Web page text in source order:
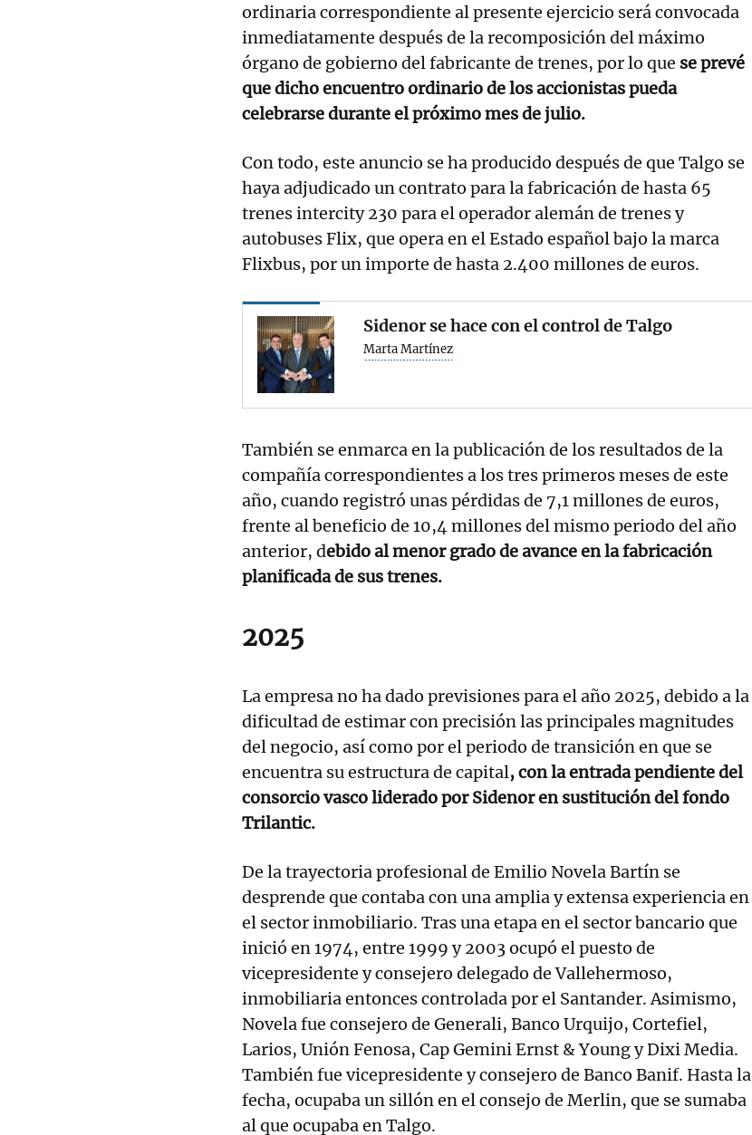
ordinaria correspondiente al presente ejercicio será convocada
inmediatamente después de la recomposición del máximo
órgano de gobierno del fabricante de trenes, por lo que se prevé
que dicho encuentro ordinario de los accionistas pueda
celebrarse durante el próximo mes de julio.
Con todo, este anuncio se ha producido después de que Talgo se
haya adjudicado un contrato para la fabricación de hasta 65
trenes intercity 230 para el operador alemán de trenes y
autobuses Flix, que opera en el Estado español bajo la marca
Flixbus, por un importe de hasta 2.400 millones de euros.
Sidenor se hace con el control de Talgo
Marta Martínez
También se enmarca en la publicación de los resultados de la
compañía correspondientes a los tres primeros meses de este
año, cuando registró unas pérdidas de 7,1 millones de euros,
frente al beneficio de 10,4 millones del mismo periodo del año
anterior, debido al menor grado de avance en la fabricación
planificada de sus trenes.
2025
La empresa no ha dado previsiones para el año 2025, debido a la
dificultad de estimar con precisión las principales magnitudes
del negocio, así como por el periodo de transición en que se
encuentra su estructura de capital, con la entrada pendiente del
consorcio vasco liderado por Sidenor en sustitución del fondo
Trilantic.
De la trayectoria profesional de Emilio Novela Bartín se
desprende que contaba con una amplia y extensa experiencia en
el sector inmobiliario. Tras una etapa en el sector bancario que
inició en 1974, entre 1999 y 2003 ocupó el puesto de
vicepresidente y consejero delegado de Vallehermoso,
inmobiliaria entonces controlada por el Santander. Asimismo,
Novela fue consejero de Generali, Banco Urquijo, Cortefiel,
Larios, Unión Fenosa, Cap Gemini Ernst & Young y Dixi Media.
También fue vicepresidente y consejero de Banco Banif. Hasta la
fecha, ocupaba un sillón en el consejo de Merlin, que se sumaba
al que ocupaba en Talgo.